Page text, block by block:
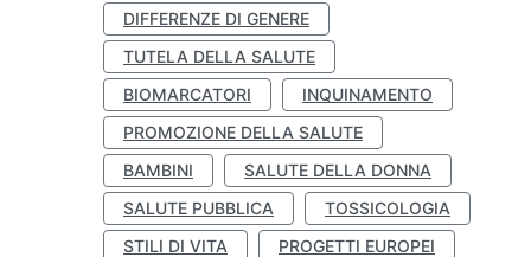
DIFFERENZE DI GENERE
TUTELA DELLA SALUTE
BIOMARCATORI
INQUINAMENTO
PROMOZIONE DELLA SALUTE
BAMBINI
SALUTE DELLA DONNA
SALUTE PUBBLICA
TOSSICOLOGIA
STILI DI VITA
PROGETTI EUROPEI